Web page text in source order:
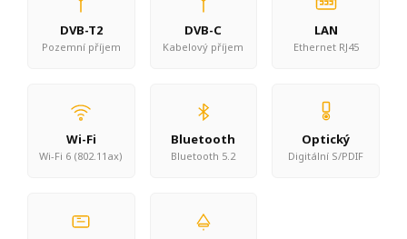
DVB-T2
Pozemní příjem
DVB-C
Kabelový příjem
LAN
Ethernet RJ45
Wi-Fi
Wi-Fi 6 (802.11ax)
Bluetooth
Bluetooth 5.2
Optický
Digitální S/PDIF